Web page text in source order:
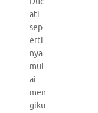
ati
sep
erti
nya
mul
ai
men
giku